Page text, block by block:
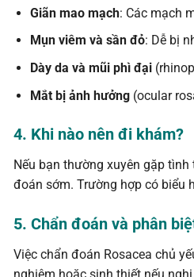
Giãn mao mạch: Các mạch
Mụn viêm và sần đỏ: Dễ bị
Dày da và mũi phì đại
Mắt bị ảnh hưởng(ocular
4. Khi nào nên đi khám?
Nếu bạn thường xuyên gặp
đoán sớm. Trường hợp có biểu
5. Chẩn đoán và phân
Việc chẩn đoán Rosacea chủ